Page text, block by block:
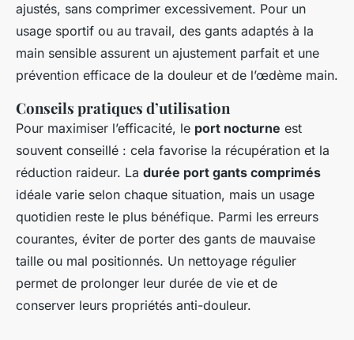
ajustés, sans comprimer excessivement. Pour un
usage sportif ou au travail, des gants adaptés à la
main sensible assurent un ajustement parfait et une
prévention efficace de la douleur et de l’œdème main.
Conseils pratiques d’utilisation
Pour maximiser l’efficacité, le port nocturne est
souvent conseillé : cela favorise la récupération et la
réduction raideur. La durée port gants comprimés
idéale varie selon chaque situation, mais un usage
quotidien reste le plus bénéfique. Parmi les erreurs
courantes, éviter de porter des gants de mauvaise
taille ou mal positionnés. Un nettoyage régulier
permet de prolonger leur durée de vie et de
conserver leurs propriétés anti-douleur.